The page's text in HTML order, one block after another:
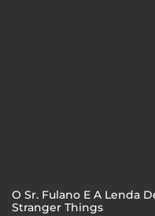
O Sr. Fulano E A Lenda
Stranger Things